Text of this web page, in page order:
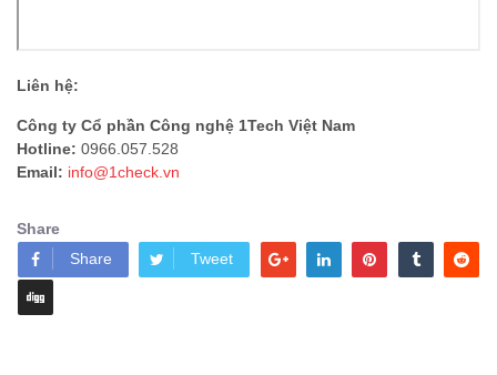
Liên hệ:
Công ty Cổ phần Công nghệ 1Tech Việt Nam
Hotline: 0966.057.528
Email: info@1check.vn
Share
Share
Tweet